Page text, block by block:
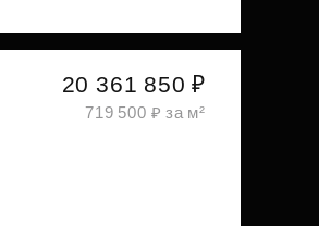
20 361 850 ₽
719 500 ₽ за м²